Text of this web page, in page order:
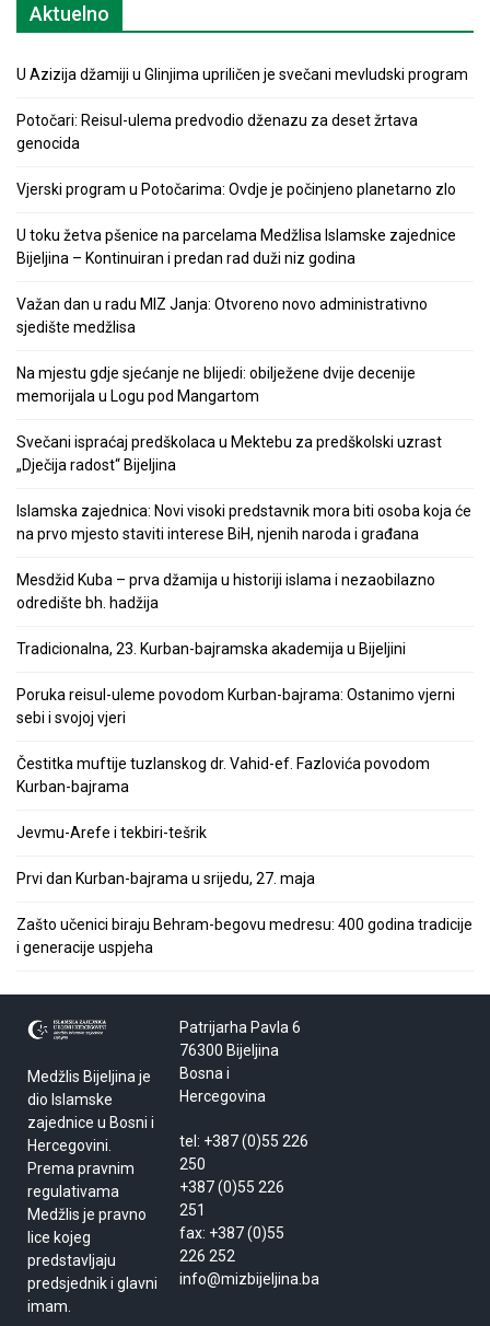
Aktuelno
U Azizija džamiji u Glinjima upriličen je svečani mevludski program
Potočari: Reisul-ulema predvodio dženazu za deset žrtava
genocida
Vjerski program u Potočarima: Ovdje je počinjeno planetarno zlo
U toku žetva pšenice na parcelama Medžlisa Islamske zajednice
Bijeljina – Kontinuiran i predan rad duži niz godina
Važan dan u radu MIZ Janja: Otvoreno novo administrativno
sjedište medžlisa
Na mjestu gdje sjećanje ne blijedi: obilježene dvije decenije
memorijala u Logu pod Mangartom
Svečani ispraćaj predškolaca u Mektebu za predškolski uzrast
„Dječija radost“ Bijeljina
Islamska zajednica: Novi visoki predstavnik mora biti osoba koja će
na prvo mjesto staviti interese BiH, njenih naroda i građana
Mesdžid Kuba – prva džamija u historiji islama i nezaobilazno
odredište bh. hadžija
Tradicionalna, 23. Kurban-bajramska akademija u Bijeljini
Poruka reisul-uleme povodom Kurban-bajrama: Ostanimo vjerni
sebi i svojoj vjeri
Čestitka muftije tuzlanskog dr. Vahid-ef. Fazlovića povodom
Kurban-bajrama
Jevmu-Arefe i tekbiri-tešrik
Prvi dan Kurban-bajrama u srijedu, 27. maja
Zašto učenici biraju Behram-begovu medresu: 400 godina tradicije
i generacije uspjeha
Medžlis Bijeljina je
dio Islamske
zajednice u Bosni i
Hercegovini.
Prema pravnim
regulativama
Medžlis je pravno
lice kojeg
predstavljaju
predsjednik i glavni
imam.
Patrijarha Pavla 6
76300 Bijeljina
Bosna i
Hercegovina
tel: +387 (0)55 226
250
+387 (0)55 226
251
fax: +387 (0)55
226 252
info@mizbijeljina.ba